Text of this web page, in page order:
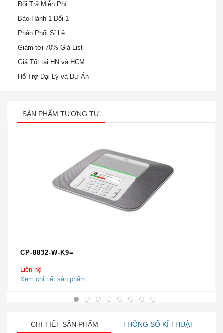
Đổi Trả Miễn Phí
Bảo Hành 1 Đổi 1
Phân Phối Sỉ Lẻ
Giảm tới 70% Giá List
Giá Tốt tại HN và HCM
Hỗ Trợ Đại Lý và Dự Án
SẢN PHẨM TƯƠNG TỰ
CP-8832-W-K9=
Liên hệ
Xem chi tiết sản phẩm
CHI TIẾT SẢN PHẨM THÔNG SỐ KĨ THUẬT